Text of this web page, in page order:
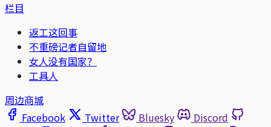
栏目
返工这回事
不重磅记者自留地
女人没有国家？
工具人
周边商城
Facebook
Twitter Bluesky
Discord